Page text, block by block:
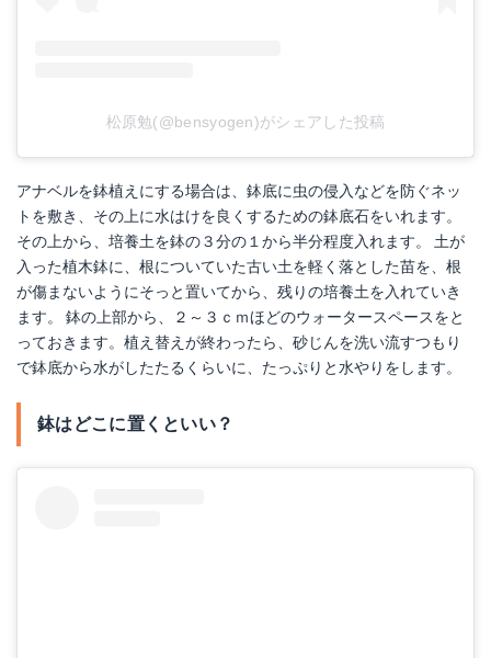
松原勉(@bensyogen)がシェアした投稿
アナベルを鉢植えにする場合は、鉢底に虫の侵入などを防ぐネッ
トを敷き、その上に水はけを良くするための鉢底石をいれます。
その上から、培養土を鉢の３分の１から半分程度入れます。 土が
入った植木鉢に、根についていた古い土を軽く落とした苗を、根
が傷まないようにそっと置いてから、残りの培養土を入れていき
ます。 鉢の上部から、２～３ｃｍほどのウォータースペースをと
っておきます。植え替えが終わったら、砂じんを洗い流すつもり
で鉢底から水がしたたるくらいに、たっぷりと水やりをします。
鉢はどこに置くといい？